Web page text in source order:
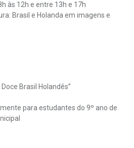
às 12h e entre 13h e 17h
Brasil e Holanda em imagens e
Brasil Holandês”
para estudantes do 9º ano de